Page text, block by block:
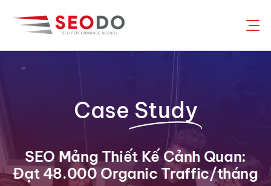
đến
dung
Case Study
SEO Mảng Thiết Kế Cảnh Quan:
Đạt 48.000 Organic Traffic/tháng